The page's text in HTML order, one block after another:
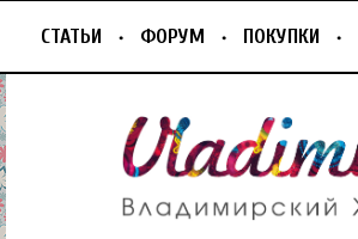
СТАТЬИ ФОРУМ ПОКУПКИ